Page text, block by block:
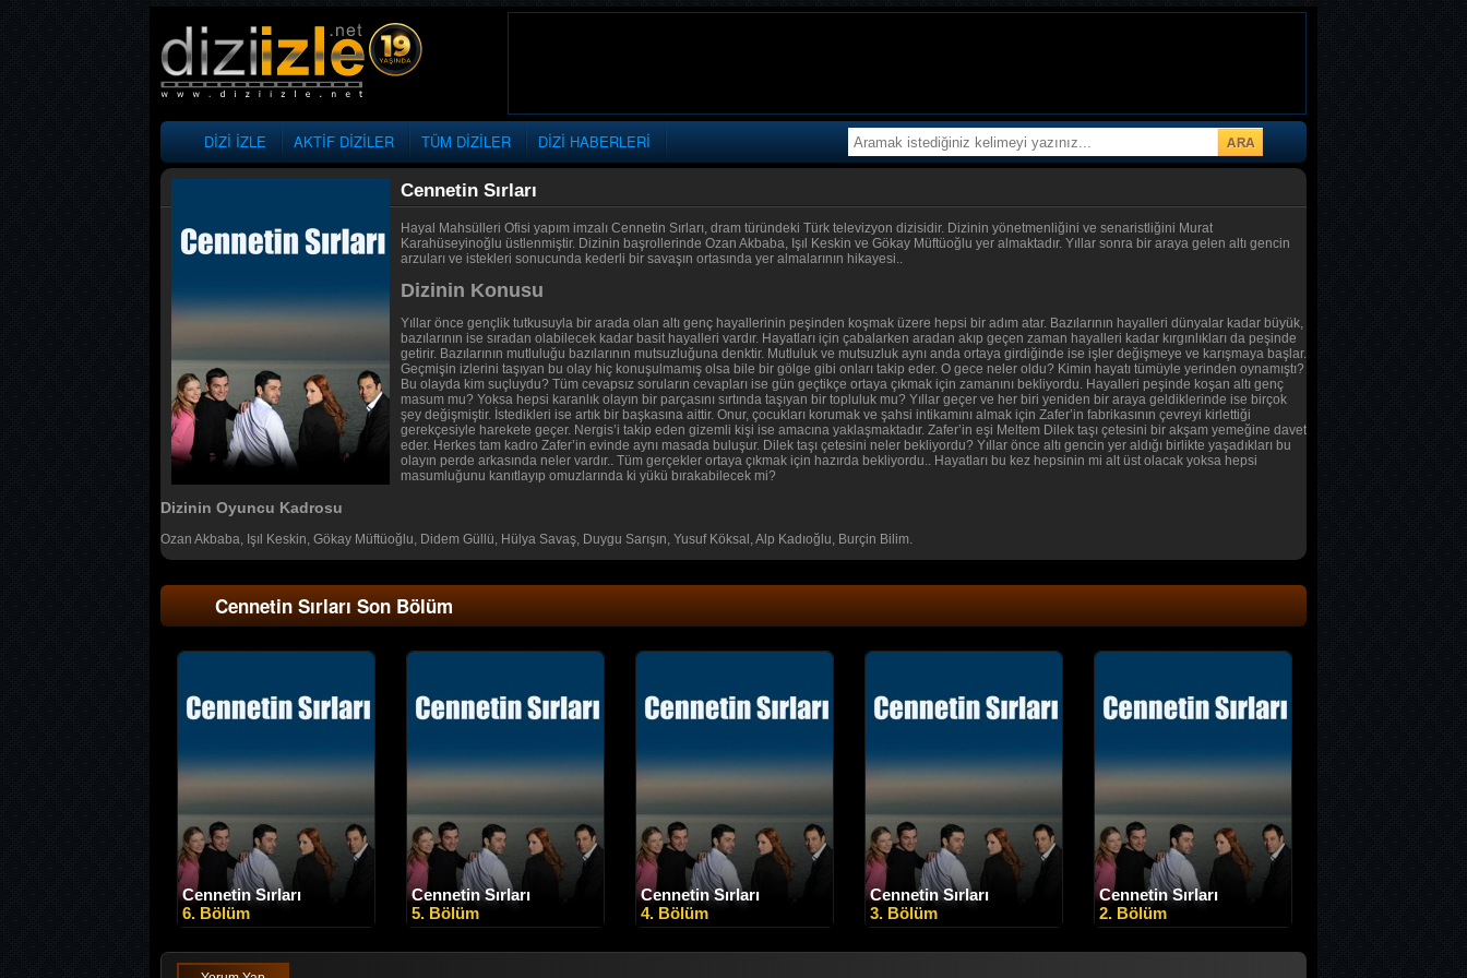
DİZİ İZLE AKTİF DİZİLER TÜM DİZİLER DİZİ HABERLERİ
Cennetin Sırları
Hayal Mahsülleri Ofisi yapım imzalı Cennetin Sırları, dram türündeki Türk televizyon dizisidir. Dizinin yönetmenliğini ve senaristliğini Murat
Karahüseyinoğlu üstlenmiştir. Dizinin başrollerinde Ozan Akbaba, Işıl Keskin ve Gökay Müftüoğlu yer almaktadır. Yıllar sonra bir araya gelen altı gencin
arzuları ve istekleri sonucunda kederli bir savaşın ortasında yer almalarının hikayesi..
Dizinin Konusu
Yıllar önce gençlik tutkusuyla bir arada olan altı genç hayallerinin peşinden koşmak üzere hepsi bir adım atar. Bazılarının hayalleri dünyalar kadar büyük,
bazılarının ise sıradan olabilecek kadar basit hayalleri vardır. Hayatları için çabalarken aradan akıp geçen zaman hayalleri kadar kırgınlıkları da peşinde
getirir. Bazılarının mutluluğu bazılarının mutsuzluğuna denktir. Mutluluk ve mutsuzluk aynı anda ortaya girdiğinde ise işler değişmeye ve karışmaya başlar.
Geçmişin izlerini taşıyan bu olay hiç konuşulmamış olsa bile bir gölge gibi onları takip eder. O gece neler oldu? Kimin hayatı tümüyle yerinden oynamıştı?
Bu olayda kim suçluydu? Tüm cevapsız soruların cevapları ise gün geçtikçe ortaya çıkmak için zamanını bekliyordu. Hayalleri peşinde koşan altı genç
masum mu? Yoksa hepsi karanlık olayın bir parçasını sırtında taşıyan bir topluluk mu? Yıllar geçer ve her biri yeniden bir araya geldiklerinde ise birçok
şey değişmiştir. İstedikleri ise artık bir başkasına aittir. Onur, çocukları korumak ve şahsi intikamını almak için Zafer’in fabrikasının çevreyi kirlettiği
gerekçesiyle harekete geçer. Nergis’i takip eden gizemli kişi ise amacına yaklaşmaktadır. Zafer’in eşi Meltem Dilek taşı çetesini bir akşam yemeğine davet
eder. Herkes tam kadro Zafer’in evinde aynı masada buluşur. Dilek taşı çetesini neler bekliyordu? Yıllar önce altı gencin yer aldığı birlikte yaşadıkları bu
olayın perde arkasında neler vardır.. Tüm gerçekler ortaya çıkmak için hazırda bekliyordu.. Hayatları bu kez hepsinin mi alt üst olacak yoksa hepsi
masumluğunu kanıtlayıp omuzlarında ki yükü bırakabilecek mi?
Dizinin Oyuncu Kadrosu
Ozan Akbaba, Işıl Keskin, Gökay Müftüoğlu, Didem Güllü, Hülya Savaş, Duygu Sarışın, Yusuf Köksal, Alp Kadıoğlu, Burçin Bilim.
Cennetin Sırları Son Bölüm
Cennetin Sırları
6. Bölüm
Cennetin Sırları
5. Bölüm
Cennetin Sırları
4. Bölüm
Cennetin Sırları
3. Bölüm
Cennetin Sırları
2. Bölüm